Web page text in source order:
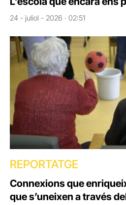
24 - juliol - 2026 · 02:51
REPORTATGE
Connexions que
que s’uneixen a través